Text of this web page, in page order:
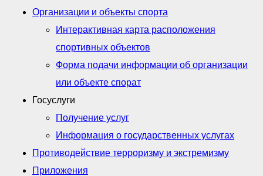
Организации и объекты спорта
Интерактивная карта расположения
спортивных объектов
Форма подачи информации об организации
или объекте спорат
Госуслуги
Получение услуг
Информация о государственных услугах
Противодействие терроризму и экстремизму
Приложения